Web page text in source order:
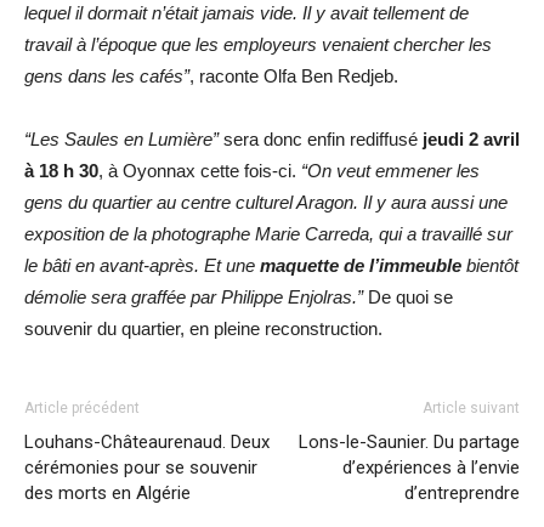
lequel il dormait n’était jamais vide. Il y avait tellement de
travail à l’époque que les employeurs venaient chercher les
gens dans les cafés”, raconte Olfa Ben Redjeb.
“Les Saules en Lumière”sera donc enfin rediffusé jeudi 2 avril
à 18 h 30, à Oyonnax cette fois-ci. “On veut emmener les
gens du quartier au centre culturel Aragon. Il y aura aussi une
exposition de la photographe Marie Carreda, qui a travaillé sur
le bâti en avant-après. Et une maquette de l’immeuble bientôt
démolie sera graffée par Philippe Enjolras.”De quoi se
souvenir du quartier, en pleine reconstruction.
Article précédent
Louhans-Châteaurenaud. Deux
cérémonies pour se souvenir
des morts en Algérie
Article suivant
Lons-le-Saunier. Du partage
d’expériences à l’envie
d’entreprendre